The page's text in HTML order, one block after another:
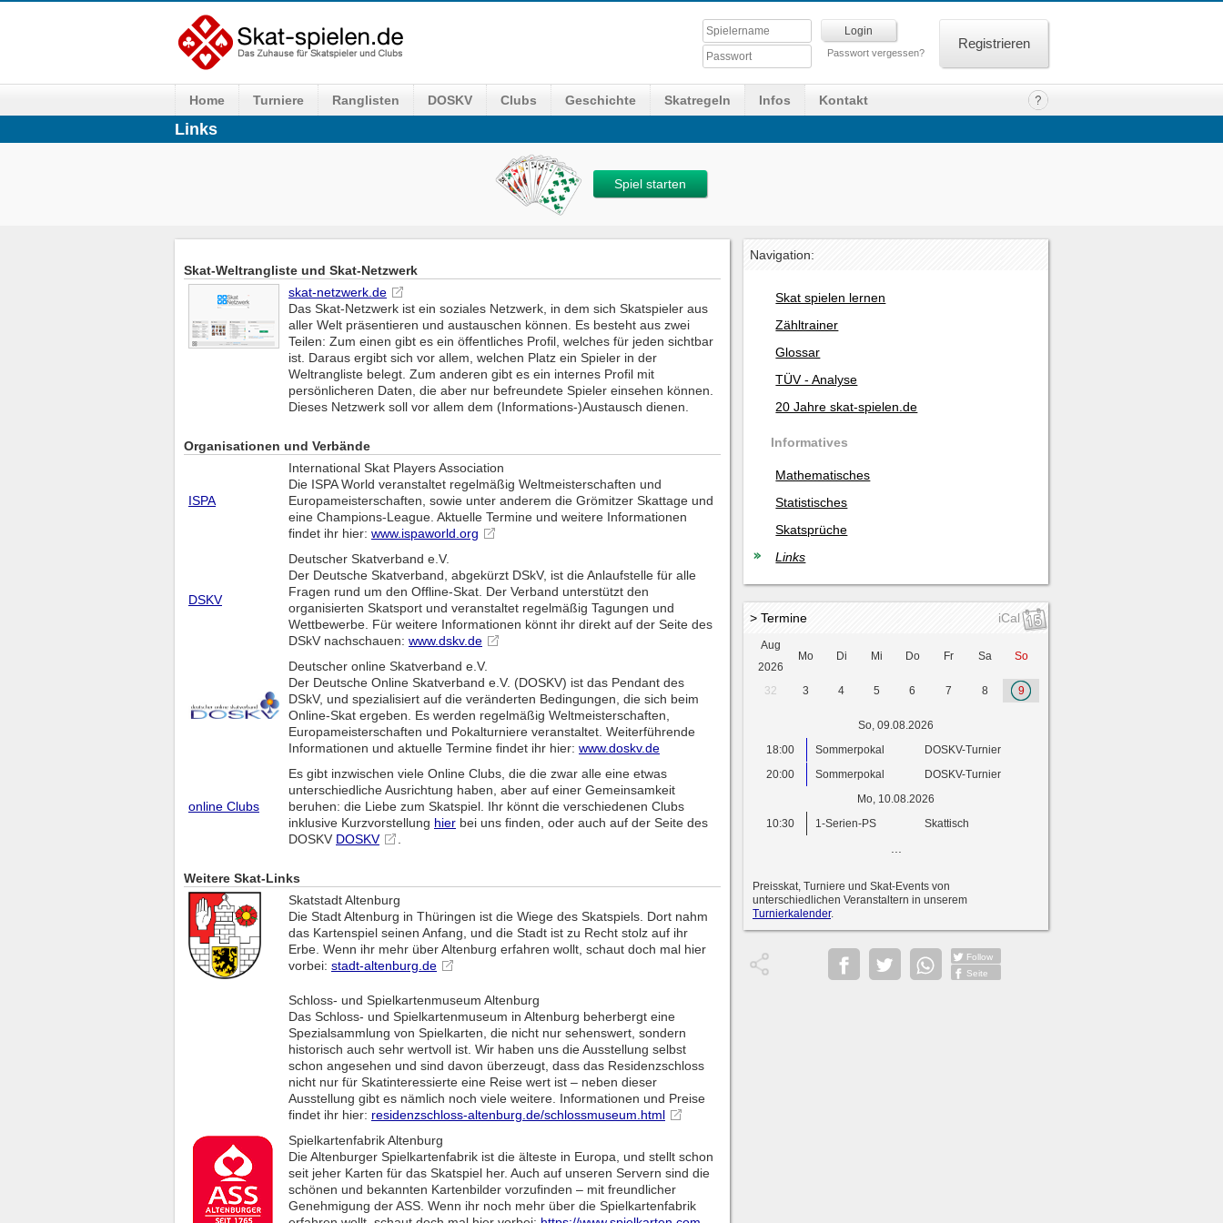
Passwort vergessen?
Registrieren
Home Turniere Ranglisten DOSKV Clubs Geschichte Skatregeln Infos Kontakt
Links
Spiel starten
Skat-Weltrangliste und Skat-Netzwerk
skat-netzwerk.de
Das Skat-Netzwerk ist ein soziales Netzwerk, in dem sich Skatspieler aus
aller Welt präsentieren und austauschen können. Es besteht aus zwei
Teilen: Zum einen gibt es ein öffentliches Profil, welches für jeden sichtbar
ist. Daraus ergibt sich vor allem, welchen Platz ein Spieler in der
Weltrangliste belegt. Zum anderen gibt es ein internes Profil mit
persönlicheren Daten, die aber nur befreundete Spieler einsehen können.
Dieses Netzwerk soll vor allem dem (Informations-)Austausch dienen.
Organisationen und Verbände
ISPA
International Skat Players Association
Die ISPA World veranstaltet regelmäßig Weltmeisterschaften und
Europameisterschaften, sowie unter anderem die Grömitzer Skattage und
eine Champions-League. Aktuelle Termine und weitere Informationen
findet ihr hier: www.ispaworld.org
DSKV
Deutscher Skatverband e.V.
Der Deutsche Skatverband, abgekürzt DSkV, ist die Anlaufstelle für alle
Fragen rund um den Offline-Skat. Der Verband unterstützt den
organisierten Skatsport und veranstaltet regelmäßig Tagungen und
Wettbewerbe. Für weitere Informationen könnt ihr direkt auf der Seite des
DSkV nachschauen: www.dskv.de
Deutscher online Skatverband e.V.
Der Deutsche Online Skatverband e.V. (DOSKV) ist das Pendant des
DSkV, und spezialisiert auf die veränderten Bedingungen, die sich beim
Online-Skat ergeben. Es werden regelmäßig Weltmeisterschaften,
Europameisterschaften und Pokalturniere veranstaltet. Weiterführende
Informationen und aktuelle Termine findet ihr hier: www.doskv.de
online Clubs
Es gibt inzwischen viele Online Clubs, die die zwar alle eine etwas
unterschiedliche Ausrichtung haben, aber auf einer Gemeinsamkeit
beruhen: die Liebe zum Skatspiel. Ihr könnt die verschiedenen Clubs
inklusive Kurzvorstellung hier bei uns finden, oder auch auf der Seite des
DOSKV DOSKV
Weitere Skat-Links
Skatstadt Altenburg
Die Stadt Altenburg in Thüringen ist die Wiege des Skatspiels. Dort nahm
das Kartenspiel seinen Anfang, und die Stadt ist zu Recht stolz auf ihr
Erbe. Wenn ihr mehr über Altenburg erfahren wollt, schaut doch mal hier
vorbei: stadt-altenburg.de
Schloss- und Spielkartenmuseum Altenburg
Das Schloss- und Spielkartenmuseum in Altenburg beherbergt eine
Spezialsammlung von Spielkarten, die nicht nur sehenswert, sondern
historisch auch sehr wertvoll ist. Wir haben uns die Ausstellung selbst
schon angesehen und sind davon überzeugt, dass das Residenzschloss
nicht nur für Skatinteressierte eine Reise wert ist – neben dieser
Ausstellung gibt es nämlich noch viele weitere. Informationen und Preise
findet ihr hier: residenzschloss-altenburg.de/schlossmuseum.html
Spielkartenfabrik Altenburg
Die Altenburger Spielkartenfabrik ist die älteste in Europa, und stellt schon
seit jeher Karten für das Skatspiel her. Auch auf unseren Servern sind die
schönen und bekannten Kartenbilder vorzufinden – mit freundlicher
Genehmigung der ASS. Wenn ihr noch mehr über die Spielkartenfabrik
Navigation:
Skat spielen lernen
Zähltrainer
Glossar
TÜV - Analyse
20 Jahre skat-spielen.de
Informatives
Mathematisches
Statistisches
Skatsprüche
Links
> Termine iCal
Aug
2026
Mo Di Mi Do Fr Sa So
32 3 4 5 6 7 8 9
So, 09.08.2026
18:00
Sommerpokal
DOSKV-Turnier
20:00
Sommerpokal
DOSKV-Turnier
Mo, 10.08.2026
10:30
1-Serien-PS Skattisch
Preisskat, Turniere und Skat-Events von
unterschiedlichen Veranstaltern in unserem
Turnierkalender.
Follow
Seite